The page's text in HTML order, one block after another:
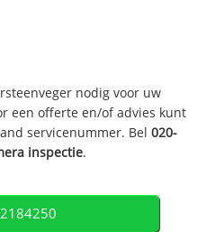
nodig voor uw
een offerte en/of advies kunt
servicenummer. Bel020-
inspectie.